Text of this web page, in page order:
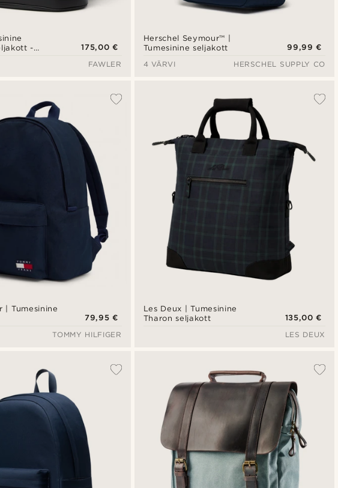
-
175,00 €
FAWLER
Herschel Seymour™ |
Tumesinine seljakott
99,99 €
4 VÄRVI
HERSCHEL SUPPLY CO
| Tumesinine
79,95 €
TOMMY HILFIGER
Les Deux | Tumesinine
Tharon seljakott
135,00 €
LES DEUX